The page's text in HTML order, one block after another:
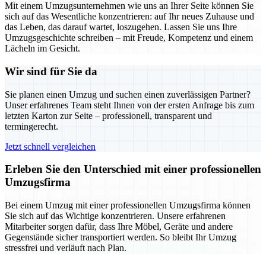
Mit einem Umzugsunternehmen wie uns an Ihrer Seite können Sie
sich auf das Wesentliche konzentrieren: auf Ihr neues Zuhause und
das Leben, das darauf wartet, loszugehen. Lassen Sie uns Ihre
Umzugsgeschichte schreiben – mit Freude, Kompetenz und einem
Lächeln im Gesicht.
Wir sind für Sie da
Sie planen einen Umzug und suchen einen zuverlässigen Partner?
Unser erfahrenes Team steht Ihnen von der ersten Anfrage bis zum
letzten Karton zur Seite – professionell, transparent und
termingerecht.
Jetzt schnell vergleichen
Erleben Sie den Unterschied mit einer professionellen
Umzugsfirma
Bei einem Umzug mit einer professionellen Umzugsfirma können
Sie sich auf das Wichtige konzentrieren. Unsere erfahrenen
Mitarbeiter sorgen dafür, dass Ihre Möbel, Geräte und andere
Gegenstände sicher transportiert werden. So bleibt Ihr Umzug
stressfrei und verläuft nach Plan.